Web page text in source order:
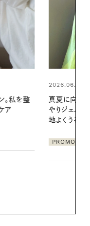
香るひん
季節に心
2026.06.01
お出かけ前
の一日。汗ば
に過ごす私